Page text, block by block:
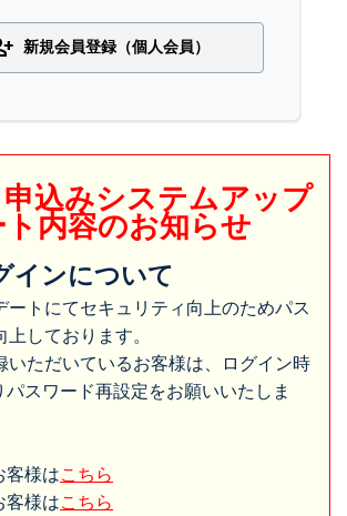
新規会員登録（個人会員）
申込みシステムアップ
内容のお知らせ
インについて
ートにてセキュリティ向上のためパス
しております。
いただいているお客様は、ログイン時
パスワード再設定をお願いいたしま
様はこちら
様はこちら